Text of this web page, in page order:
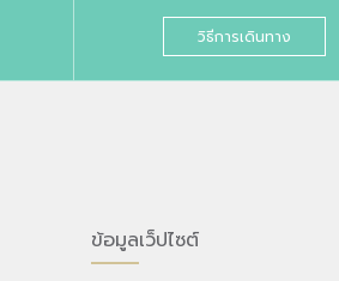
วิธีการเดินทาง
ข้อมูลเว็ปไซต์